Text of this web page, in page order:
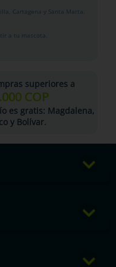
Cartagena y Santa Marta.
a tu mascota.
superiores a
COP
es gratis: Magdalena,
y Bolívar.